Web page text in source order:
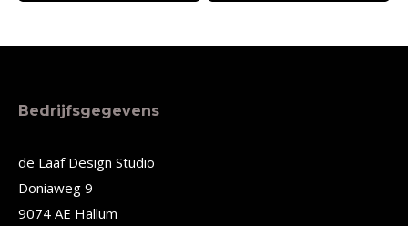
product
meerdere
Deze
optie
kan
product
Bedrijfsgegevens
de Laaf Design Studio
Doniaweg 9
9074 AE Hallum